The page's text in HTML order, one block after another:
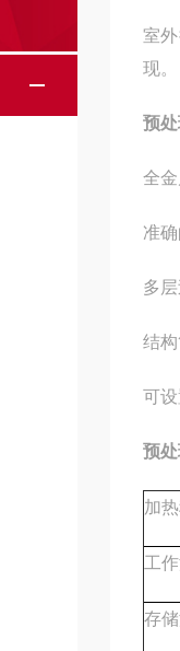
室
现。
预
全
准
多
结
可
预
加
工
存